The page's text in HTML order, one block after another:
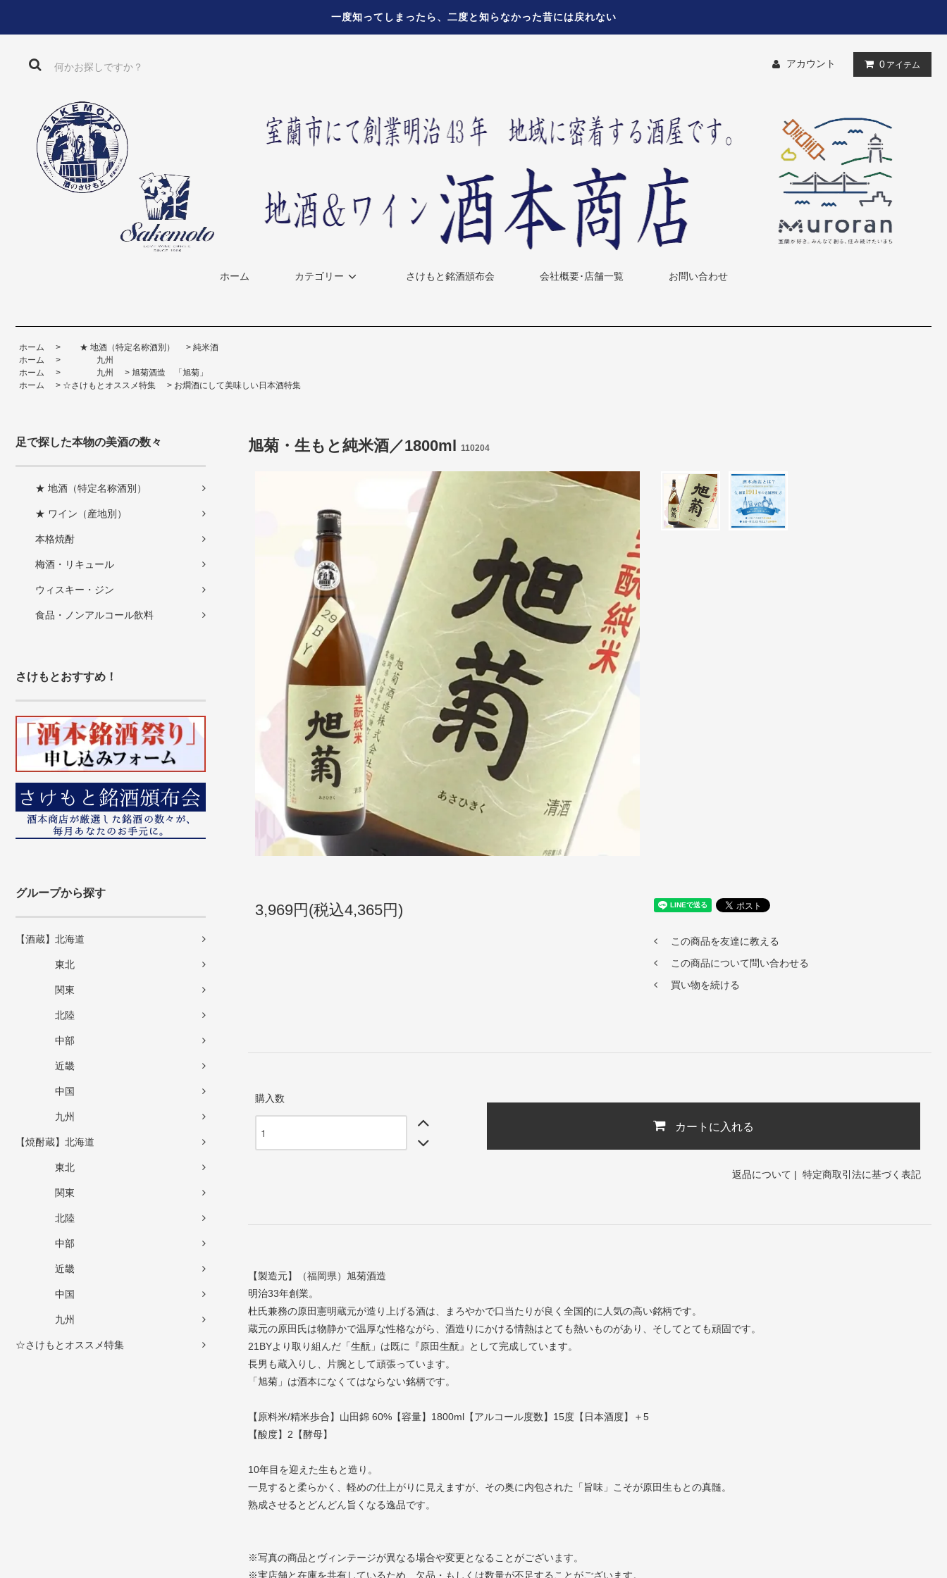
一度知ってしまったら、二度と知らなかった昔には戻れない
アカウント 0 アイテム
ホーム カテゴリー さけもと銘酒頒布会 会社概要･店舗一覧 お問い合わせ
ホーム > ★ 地酒（特定名称酒別） > 純米酒
ホーム
>
九州
ホーム
> 九州 > 旭菊酒造 「旭菊」
ホーム
> ☆さけもとオススメ特集 > お燗酒にして美味しい日本酒特集
足で探した本物の美酒の数々
★ 地酒（特定名称酒別）
★ ワイン（産地別）
本格焼酎
梅酒・リキュール
ウィスキー・ジン
食品・ノンアルコール飲料
さけもとおすすめ！
グループから探す
【酒蔵】北海道
東北
関東
北陸
中部
近畿
中国
九州
【焼酎蔵】北海道
東北
関東
北陸
中部
近畿
中国
九州
☆さけもとオススメ特集
旭菊・生もと純米酒／1800ml 110204
3,969円(税込4,365円)
この商品を友達に教える
この商品について問い合わせる
買い物を続ける
購入数
カートに入れる
返品について | 特定商取引法に基づく表記
【製造元】（福岡県）旭菊酒造
明治33年創業。
杜氏兼務の原田憲明蔵元が造り上げる酒は、まろやかで口当たりが良く全国的に人気の高い銘柄です。
蔵元の原田氏は物静かで温厚な性格ながら、酒造りにかける情熱はとても熱いものがあり、そしてとても頑固です。
21BYより取り組んだ「生酛」は既に『原田生酛』として完成しています。
長男も蔵入りし、片腕として頑張っています。
「旭菊」は酒本になくてはならない銘柄です。
【原料米/精米歩合】山田錦 60%【容量】1800ml【アルコール度数】15度【日本酒度】＋5
【酸度】2【酵母】
10年目を迎えた生もと造り。
一見すると柔らかく、軽めの仕上がりに見えますが、その奥に内包された「旨味」こそが原田生もとの真髄。
熟成させるとどんどん旨くなる逸品です。
※写真の商品とヴィンテージが異なる場合や変更となることがございます。
※実店舗と在庫を共有しているため、欠品・もしくは数量が不足することがございます。